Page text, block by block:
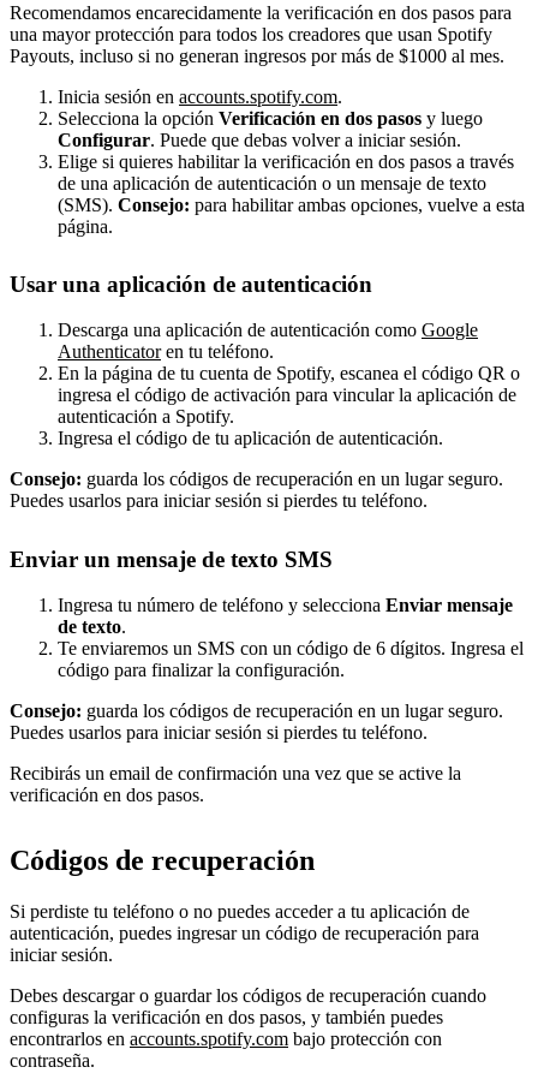
Recomendamos encarecidamente la verificación en dos pasos para
una mayor protección para todos los creadores que usan Spotify
Payouts, incluso si no generan ingresos por más de $1000 al mes.
Inicia sesión en accounts.spotify.com.
Selecciona la opción Verificación en dos pasos y luego
Configurar. Puede que debas volver a iniciar sesión.
Elige si quieres habilitar la verificación en dos pasos a través
de una aplicación de autenticación o un mensaje de texto
(SMS). Consejo: para habilitar ambas opciones, vuelve a esta
página.
Usar una aplicación de autenticación
Descarga una aplicación de autenticación como Google
Authenticatoren tu teléfono.
En la página de tu cuenta de Spotify, escanea el código QR o
ingresa el código de activación para vincular la aplicación de
autenticación a Spotify.
Ingresa el código de tu aplicación de autenticación.
Consejo: guarda los códigos de recuperación en un lugar seguro.
Puedes usarlos para iniciar sesión si pierdes tu teléfono.
Enviar un mensaje de texto SMS
Ingresa tu número de teléfono y selecciona Enviar mensaje
de texto.
Te enviaremos un SMS con un código de 6 dígitos. Ingresa el
código para finalizar la configuración.
Consejo: guarda los códigos de recuperación en un lugar seguro.
Puedes usarlos para iniciar sesión si pierdes tu teléfono.
Recibirás un email de confirmación una vez que se active la
verificación en dos pasos.
Códigos de recuperación
Si perdiste tu teléfono o no puedes acceder a tu aplicación de
autenticación, puedes ingresar un código de recuperación para
iniciar sesión.
Debes descargar o guardar los códigos de recuperación cuando
configuras la verificación en dos pasos, y también puedes
encontrarlos en accounts.spotify.com bajo protección con
contraseña.